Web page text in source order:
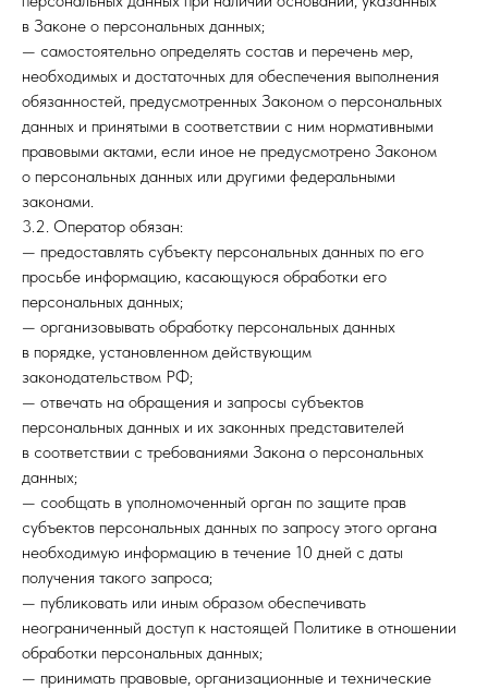
в Законе о персональных данных;
— самостоятельно определять состав и перечень мер,
необходимых и достаточных для обеспечения выполнения
обязанностей, предусмотренных Законом о персональных
данных и принятыми в соответствии с ним нормативными
правовыми актами, если иное не предусмотрено Законом
о персональных данных или другими федеральными
законами.
3.2. Оператор обязан:
— предоставлять субъекту персональных данных по его
просьбе информацию, касающуюся обработки его
персональных данных;
— организовывать обработку персональных данных
в порядке, установленном действующим
законодательством РФ;
— отвечать на обращения и запросы субъектов
персональных данных и их законных представителей
в соответствии с требованиями Закона о персональных
данных;
— сообщать в уполномоченный орган по защите прав
субъектов персональных данных по запросу этого органа
необходимую информацию в течение 10 дней с даты
получения такого запроса;
— публиковать или иным образом обеспечивать
неограниченный доступ к настоящей Политике в отношении
обработки персональных данных;
— принимать правовые, организационные и технические